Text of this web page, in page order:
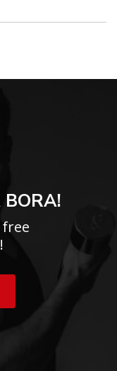
BORA!
free